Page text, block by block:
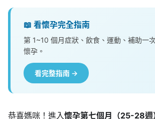
📖 看懷孕完全指南
第 1~10 個月症狀、飲食、運動、補助一
懷孕。
看完整指南 →
恭喜媽咪！進入懷孕第七個月（25-28週